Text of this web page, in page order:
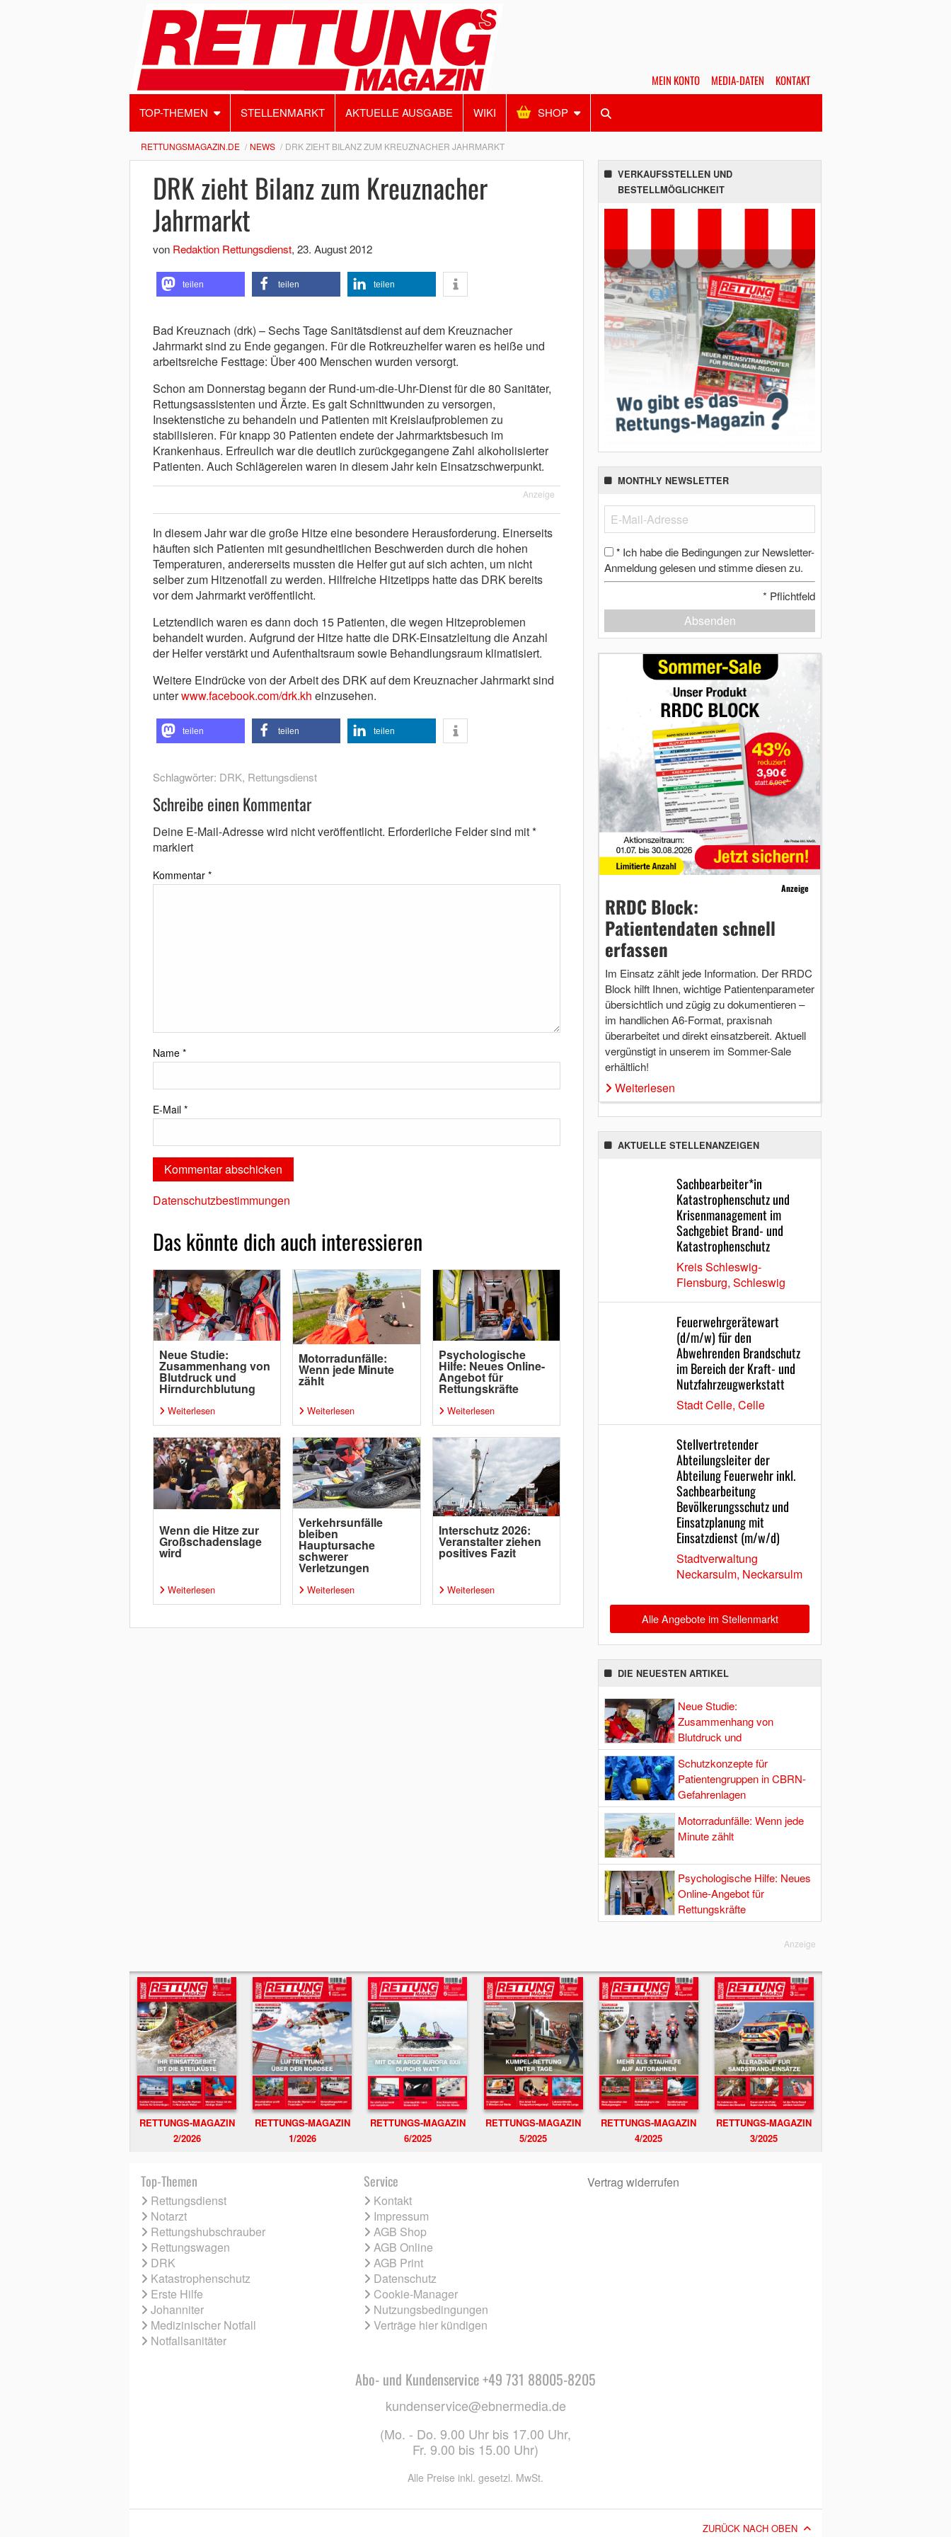
MEIN KONTO MEDIA-DATEN KONTAKT
TOP-THEMEN STELLENMARKT AKTUELLE AUSGABE WIKI SHOP
RETTUNGSMAGAZIN.DE NEWS DRK ZIEHT BILANZ ZUM KREUZNACHER JAHRMARKT
DRK zieht Bilanz zum Kreuznacher
Jahrmarkt
von Redaktion Rettungsdienst, 23. August 2012
teilen teilen teilen
Bad Kreuznach (drk) – Sechs Tage Sanitätsdienst auf dem Kreuznacher
Jahrmarkt sind zu Ende gegangen. Für die Rotkreuzhelfer waren es heiße und
arbeitsreiche Festtage: Über 400 Menschen wurden versorgt.
Schon am Donnerstag begann der Rund-um-die-Uhr-Dienst für die 80 Sanitäter,
Rettungsassistenten und Ärzte. Es galt Schnittwunden zu versorgen,
Insektenstiche zu behandeln und Patienten mit Kreislaufproblemen zu
stabilisieren. Für knapp 30 Patienten endete der Jahrmarktsbesuch im
Krankenhaus. Erfreulich war die deutlich zurückgegangene Zahl alkoholisierter
Patienten. Auch Schlägereien waren in diesem Jahr kein Einsatzschwerpunkt.
Anzeige
In diesem Jahr war die große Hitze eine besondere Herausforderung. Einerseits
häuften sich Patienten mit gesundheitlichen Beschwerden durch die hohen
Temperaturen, andererseits mussten die Helfer gut auf sich achten, um nicht
selber zum Hitzenotfall zu werden. Hilfreiche Hitzetipps hatte das DRK bereits
vor dem Jahrmarkt veröffentlicht.
Letztendlich waren es dann doch 15 Patienten, die wegen Hitzeproblemen
behandelt wurden. Aufgrund der Hitze hatte die DRK-Einsatzleitung die Anzahl
der Helfer verstärkt und Aufenthaltsraum sowie Behandlungsraum klimatisiert.
Weitere Eindrücke von der Arbeit des DRK auf dem Kreuznacher Jahrmarkt sind
unterwww.facebook.com/drk.kh einzusehen.
teilen teilen teilen
Schlagwörter: DRK, Rettungsdienst
Schreibe einen Kommentar
Deine E-Mail-Adresse wird nicht veröffentlicht. Erforderliche Felder sind mit*
markiert
Kommentar *
Name *
E-Mail *
Datenschutzbestimmungen
Das könnte dich auch interessieren
Neue Studie:
Zusammenhang von
Blutdruck und
Hirndurchblutung
Weiterlesen
Motorradunfälle:
Wenn jede Minute
zählt
Weiterlesen
Psychologische
Hilfe: Neues Online-
Angebot für
Rettungskräfte
Weiterlesen
Wenn die Hitze zur
Großschadenslage
wird
Weiterlesen
Verkehrsunfälle
bleiben
Hauptursache
schwerer
Verletzungen
Weiterlesen
Interschutz 2026:
Veranstalter ziehen
positives Fazit
Weiterlesen
VERKAUFSSTELLEN UND
BESTELLMÖGLICHKEIT
MONTHLY NEWSLETTER
* Ich habe die Bedingungen zur Newsletter-
Anmeldung gelesen und stimme diesen zu.
* Pflichtfeld
Absenden
Anzeige
RRDC Block:
Patientendaten schnell
erfassen
Im Einsatz zählt jede Information. Der RRDC
Block hilft Ihnen, wichtige Patientenparameter
übersichtlich und zügig zu dokumentieren –
im handlichen A6-Format, praxisnah
überarbeitet und direkt einsatzbereit. Aktuell
vergünstigt in unserem im Sommer-Sale
erhältlich!
Weiterlesen
AKTUELLE STELLENANZEIGEN
Sachbearbeiter*in
Katastrophenschutz und
Krisenmanagement im
Sachgebiet Brand- und
Katastrophenschutz
Kreis Schleswig-
Flensburg, Schleswig
Feuerwehrgerätewart
(d/m/w) für den
Abwehrenden Brandschutz
im Bereich der Kraft- und
Nutzfahrzeugwerkstatt
Stadt Celle, Celle
Stellvertretender
Abteilungsleiter der
Abteilung Feuerwehr inkl.
Sachbearbeitung
Bevölkerungsschutz und
Einsatzplanung mit
Einsatzdienst (m/w/d)
Stadtverwaltung
Neckarsulm, Neckarsulm
Alle Angebote im Stellenmarkt
DIE NEUESTEN ARTIKEL
Neue Studie:
Zusammenhang von
Blutdruck und
Hirndurchblutung
Schutzkonzepte für
Patientengruppen in CBRN-
Gefahrenlagen
Motorradunfälle: Wenn jede
Minute zählt
Psychologische Hilfe: Neues
Online-Angebot für
Rettungskräfte
Anzeige
RETTUNGS-MAGAZIN
2/2026
RETTUNGS-MAGAZIN
1/2026
RETTUNGS-MAGAZIN
6/2025
RETTUNGS-MAGAZIN
5/2025
RETTUNGS-MAGAZIN
4/2025
RETTUNGS-MAGAZIN
3/2025
Top-Themen
Rettungsdienst
Notarzt
Rettungshubschrauber
Rettungswagen
DRK
Katastrophenschutz
Erste Hilfe
Johanniter
Medizinischer Notfall
Notfallsanitäter
Service
Kontakt
Impressum
AGB Shop
AGB Online
AGB Print
Datenschutz
Cookie-Manager
Nutzungsbedingungen
Verträge hier kündigen
Vertrag widerrufen
Abo- und Kundenservice +49 731 88005-8205
kundenservice@ebnermedia.de
(Mo. - Do. 9.00 Uhr bis 17.00 Uhr,
Fr. 9.00 bis 15.00 Uhr)
Alle Preise inkl. gesetzl. MwSt.
ZURÜCK NACH OBEN